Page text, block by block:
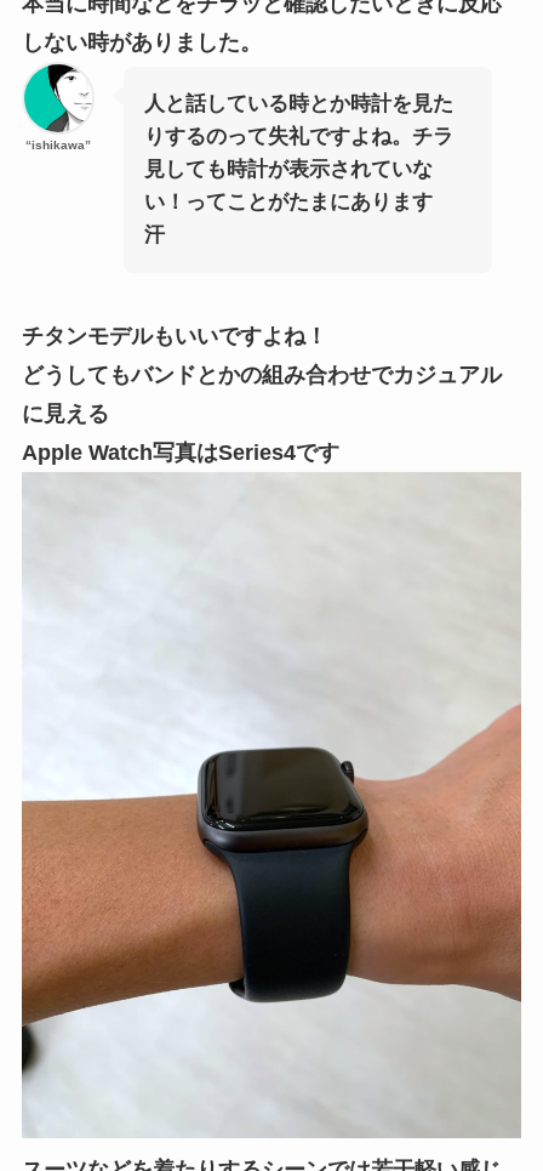
しない時がありました。
“ishikawa”
人と話している時とか時計を見た
りするのって失礼ですよね。チラ
見しても時計が表示されていな
い！ってことがたまにあります
汗
チタンモデルもいいですよね！
どうしてもバンドとかの組み合わせでカジュアル
に見える
Apple Watch写真はSeries4です